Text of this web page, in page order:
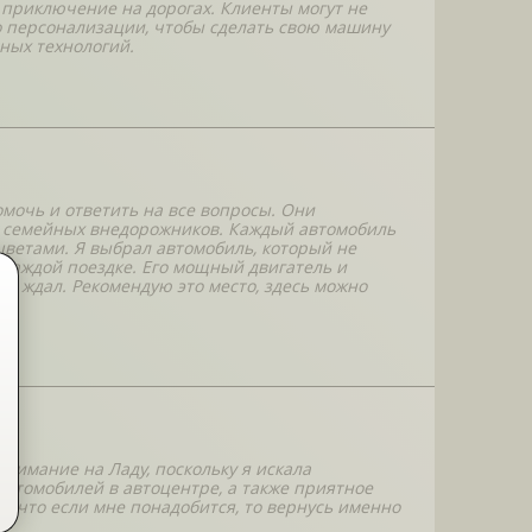
на дорогах. Клиенты могут не
персонализации, чтобы сделать свою машину
технологий.
и ответить на все вопросы. Они
внедорожников. Каждый автомобиль
Я выбрал автомобиль, который не
поездке. Его мощный двигатель и
ждал. Рекомендую это место, здесь можно
на Ладу, поскольку я искала
в автоцентре, а также приятное
что если мне понадобится, то вернусь именно